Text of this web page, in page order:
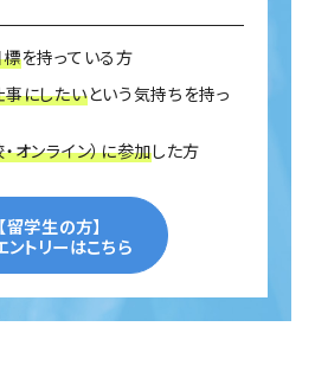
標を持っている方
事にしたいという気持ちを持っ
オンライン）に参加した方
【留学生の方】
ントリーはこちら